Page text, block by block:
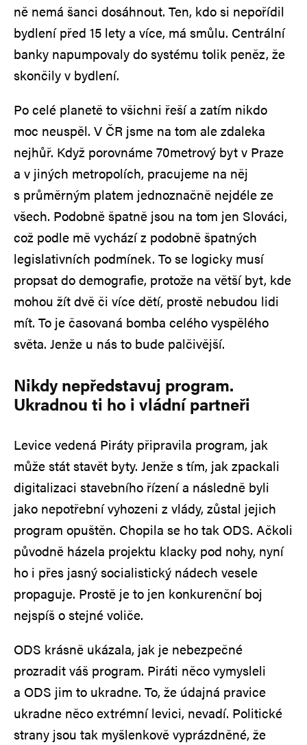
ně nemá šanci dosáhnout. Ten, kdo si nepořídil
bydlení před 15 lety a více, má smůlu. Centrální
banky napumpovaly do systému tolik peněz, že
skončily v bydlení.
Po celé planetě to všichni řeší a zatím nikdo
moc neuspěl. V ČR jsme na tom ale zdaleka
nejhůř. Když porovnáme 70metrový byt v Praze
a v jiných metropolích, pracujeme na něj
s průměrným platem jednoznačně nejdéle ze
všech. Podobně špatně jsou na tom jen Slováci,
což podle mě vychází z podobně špatných
legislativních podmínek. To se logicky musí
propsat do demografie, protože na větší byt, kde
mohou žít dvě či více dětí, prostě nebudou lidi
mít. To je časovaná bomba celého vyspělého
světa. Jenže u nás to bude palčivější.
Nikdy nepředstavuj program.
Ukradnou ti ho i vládní partneři
Levice vedená Piráty připravila program, jak
může stát stavět byty. Jenže s tím, jak zpackali
digitalizaci stavebního řízení a následně byli
jako nepotřební vyhozeni z vlády, zůstal jejich
program opuštěn. Chopila se ho tak ODS. Ačkoli
původně házela projektu klacky pod nohy, nyní
ho i přes jasný socialistický nádech vesele
propaguje. Prostě je to jen konkurenční boj
nejspíš o stejné voliče.
ODS krásně ukázala, jak je nebezpečné
prozradit váš program. Piráti něco vymysleli
a ODS jim to ukradne. To, že údajná pravice
ukradne něco extrémní levici, nevadí. Politické
strany jsou tak myšlenkově vyprázdněné, že